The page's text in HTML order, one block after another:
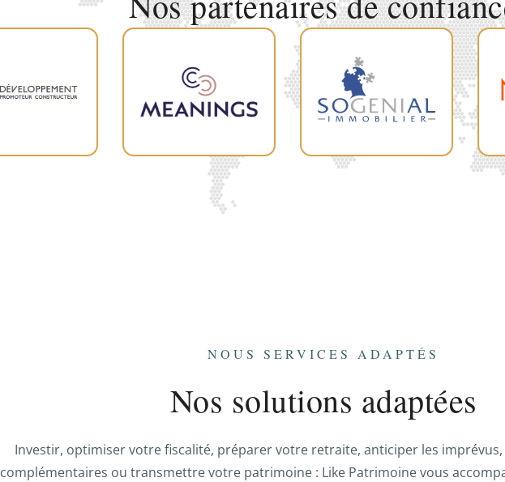
NOUS SERVICES ADAPTÉS
Nos solutions adaptées
Investir, optimiser votre fiscalité, préparer votre retraite, anticiper les
complémentaires ou transmettre votre patrimoine : Like Patrimoine vous